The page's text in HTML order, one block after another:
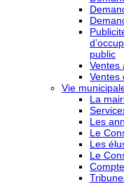
public
Ventes
Ventes
Vie
La
Les
Le
Les
Le